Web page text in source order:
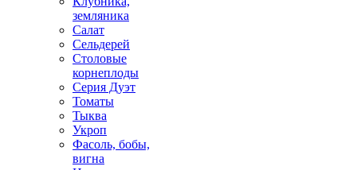
земляника
Салат
Сельдерей
Столовые
корнеплоды
Серия Дуэт
Томаты
Тыква
Укроп
Фасоль, бобы,
вигна